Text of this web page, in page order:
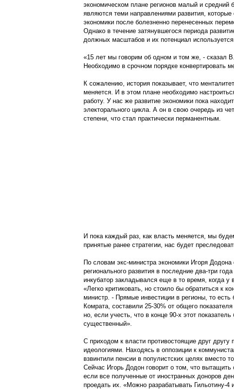
экономическом плане регионов малый и средний
являются теми направлениями развития,
экономики после болезненно перенесенных
Однако в течение затянувшегося периода
должных масштабов и их потенциал
«15 лет мы говорим об одном и том же, - сказал
Необходимо в срочном порядке конвертировать
К сожалению, история показывает, что
меняется. И в этом плане необходимо
работу. У нас же развитие экономики пока
электорального цикла. А он в свою очередь из
степени, что стал практически перманентным.
И пока каждый раз, как власть меняется, мы
принятые ранее стратегии, нас будет
По словам экс-министра экономики Игоря
регионального развития в последние два-три
инкубатор закладывался еще в то время, когда у
«Легко критиковать, но стоило бы обратиться к
министр. - Прямые инвестиции в регионы, то
Комрата, составили 25-30% от общего
но, если учесть, что в конце 90-х этот
существенный».
С приходом к власти противостоящие друг другу
идеологиями. Находясь в оппозиции к
взвинтили пенсии в популистских целях вместо
Сейчас Игорь Додон говорит о том, что вытащить
если все полученные от иностранных доноров
проедать их. «Можно разрабатывать Гильотину-